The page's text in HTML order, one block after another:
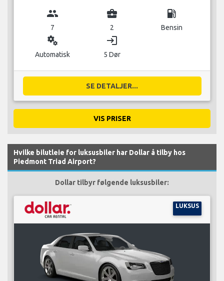
group
7
business_center
2
local_gas_station
Bensin
miscellaneous_services
Automatisk
login
5 Dør
SE DETALJER...
VIS PRISER
Hvilke bilutleie for luksusbiler har Dollar å tilby hos
Piedmont Triad Airport?
Dollar tilbyr følgende luksusbiler:
LUKSUS